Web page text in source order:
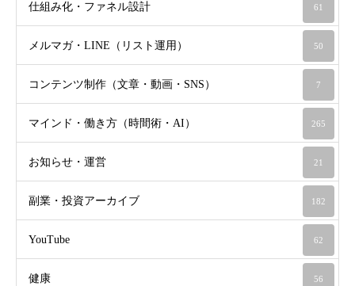
仕組み化・ファネル設計 61
メルマガ・LINE（リスト運用） 50
コンテンツ制作（文章・動画・SNS） 7
マインド・働き方（時間術・AI） 265
お知らせ・運営 21
副業・投資アーカイブ 182
YouTube 62
健康 56